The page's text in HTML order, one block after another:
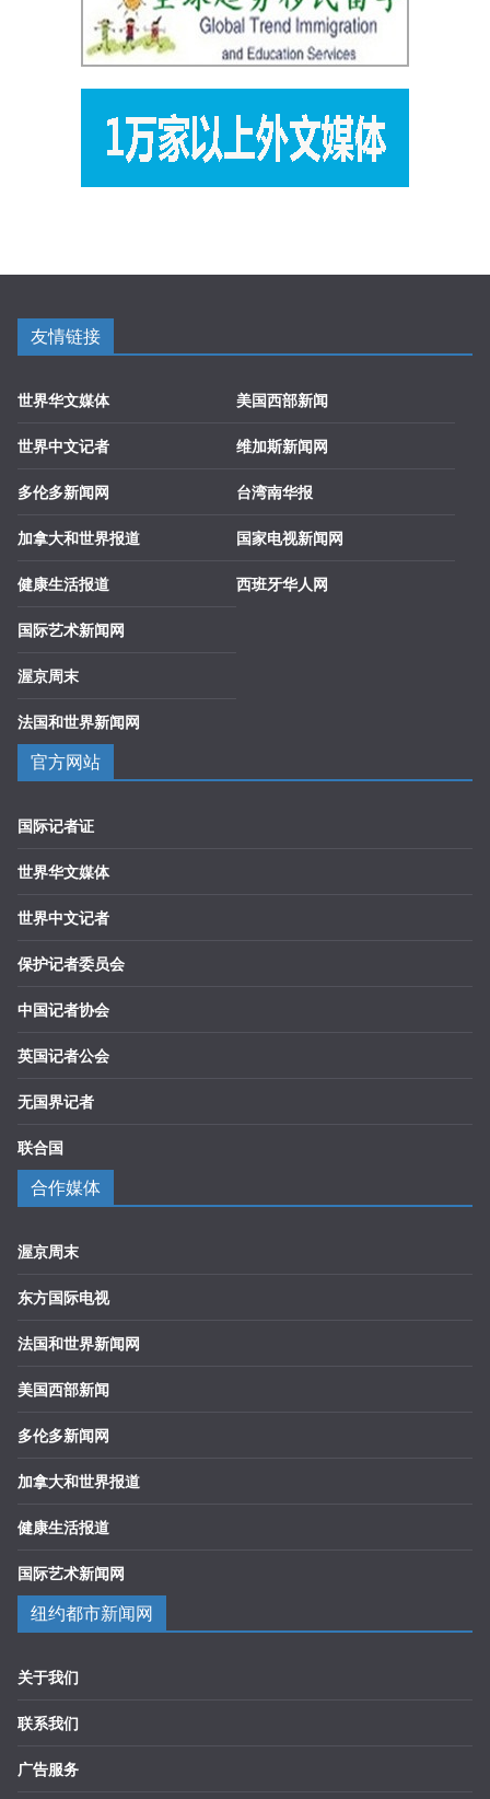
友情链接
世界华文媒体
世界中文记者
多伦多新闻网
加拿大和世界报道
健康生活报道
国际艺术新闻网
渥京周末
法国和世界新闻网
美国西部新闻
维加斯新闻网
台湾南华报
国家电视新闻网
西班牙华人网
官方网站
国际记者证
世界华文媒体
世界中文记者
保护记者委员会
中国记者协会
英国记者公会
无国界记者
联合国
合作媒体
渥京周末
东方国际电视
法国和世界新闻网
美国西部新闻
多伦多新闻网
加拿大和世界报道
健康生活报道
国际艺术新闻网
纽约都市新闻网
关于我们
联系我们
广告服务